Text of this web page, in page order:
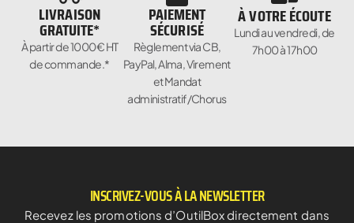
LIVRAISON
GRATUITE*
À partir de 1000€ HT
de commande.*
PAIEMENT
SÉCURISÉ
Règlement via CB,
PayPal, Alma, Virement
et Mandat
administratif/Chorus
À VOTRE ÉCOUTE
Lundi au vendredi, de
7h00 à 17h00
INSCRIVEZ-VOUS À LA NEWSLETTER
Recevez les promotions d’OutilBox directement dans